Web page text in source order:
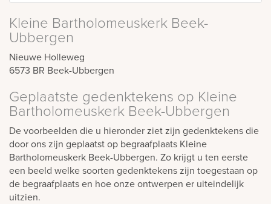
Kleine Bartholomeuskerk Beek-
Ubbergen
Nieuwe Holleweg
6573 BR Beek-Ubbergen
Geplaatste gedenktekens op Kleine
Bartholomeuskerk Beek-Ubbergen
De voorbeelden die u hieronder ziet zijn gedenktekens die
door ons zijn geplaatst op begraafplaats Kleine
Bartholomeuskerk Beek-Ubbergen. Zo krijgt u ten eerste
een beeld welke soorten gedenktekens zijn toegestaan op
de begraafplaats en hoe onze ontwerpen er uiteindelijk
uitzien.